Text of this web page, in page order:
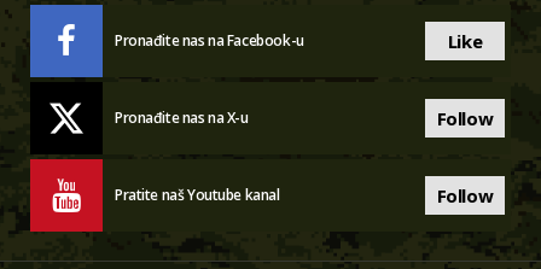
Pronađite nas na Facebook-u Like
Pronađite nas na X-u Follow
Pratite naš Youtube kanal Follow